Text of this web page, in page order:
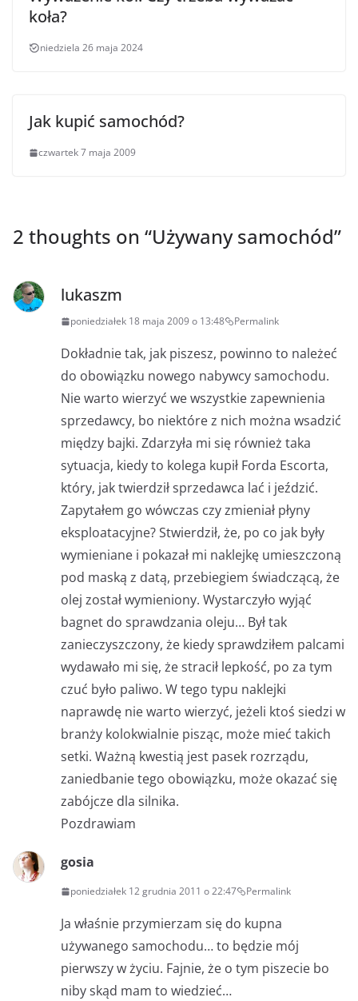
koła?
niedziela 26 maja 2024
Jak kupić samochód?
czwartek 7 maja 2009
2 thoughts on “Używany samochód”
lukaszm
poniedziałek 18 maja 2009 o 13:48 Permalink
Dokładnie tak, jak piszesz, powinno to należeć
do obowiązku nowego nabywcy samochodu.
Nie warto wierzyć we wszystkie zapewnienia
sprzedawcy, bo niektóre z nich można wsadzić
między bajki. Zdarzyła mi się również taka
sytuacja, kiedy to kolega kupił Forda Escorta,
który, jak twierdził sprzedawca lać i jeździć.
Zapytałem go wówczas czy zmieniał płyny
eksploatacyjne? Stwierdził, że, po co jak były
wymieniane i pokazał mi naklejkę umieszczoną
pod maską z datą, przebiegiem świadczącą, że
olej został wymieniony. Wystarczyło wyjąć
bagnet do sprawdzania oleju… Był tak
zanieczyszczony, że kiedy sprawdziłem palcami
wydawało mi się, że stracił lepkość, po za tym
czuć było paliwo. W tego typu naklejki
naprawdę nie warto wierzyć, jeżeli ktoś siedzi w
branży kolokwialnie pisząc, może mieć takich
setki. Ważną kwestią jest pasek rozrządu,
zaniedbanie tego obowiązku, może okazać się
zabójcze dla silnika.
Pozdrawiam
gosia
poniedziałek 12 grudnia 2011 o 22:47 Permalink
Ja właśnie przymierzam się do kupna
używanego samochodu… to będzie mój
pierwszy w życiu. Fajnie, że o tym piszecie bo
niby skąd mam to wiedzieć…